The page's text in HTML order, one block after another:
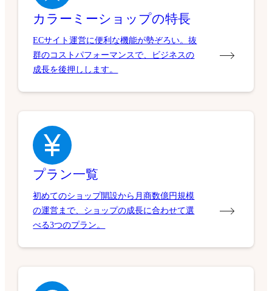
カラーミーショップの特長
ECサイト運営に便利な機能が勢ぞろい。抜
群のコストパフォーマンスで、ビジネスの
成長を後押しします。
プラン一覧
初めてのショップ開設から月商数億円規模
の運営まで、ショップの成長に合わせて選
べる3つのプラン。